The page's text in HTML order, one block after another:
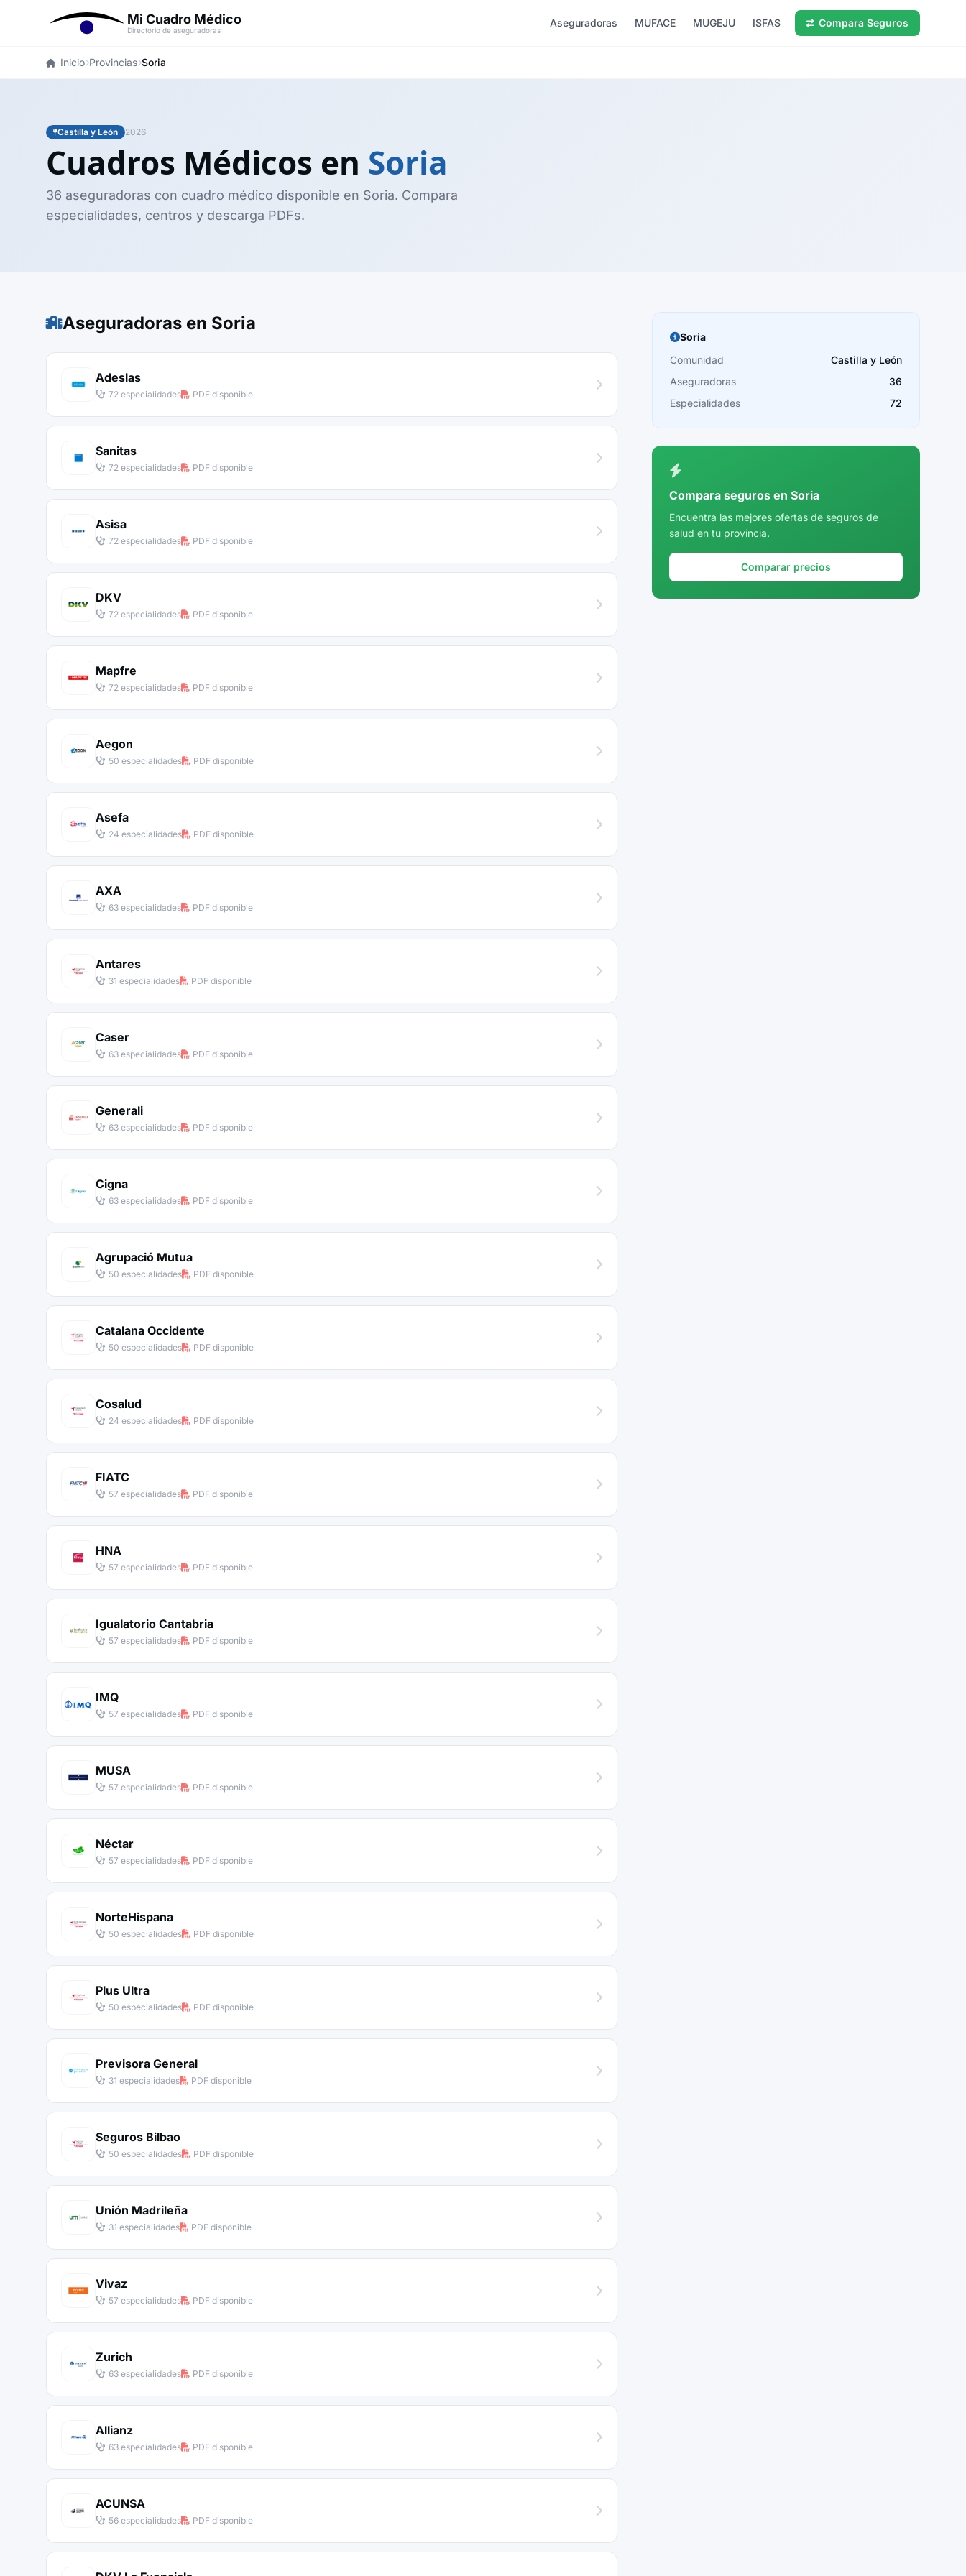
Mi Cuadro Médico
Directorio de aseguradoras
Aseguradoras MUFACE MUGEJU ISFAS Compara Seguros
Inicio Provincias Soria
Castilla y León 2026
Cuadros Médicos en Soria
36 aseguradoras con cuadro médico disponible en Soria. Compara
especialidades, centros y descarga PDFs.
Aseguradoras en Soria
Adeslas
72 especialidades PDF disponible
Sanitas
72 especialidades PDF disponible
Asisa
72 especialidades PDF disponible
DKV
72 especialidades PDF disponible
Mapfre
72 especialidades PDF disponible
Aegon
50 especialidades PDF disponible
Asefa
24 especialidades PDF disponible
AXA
63 especialidades PDF disponible
Antares
31 especialidades PDF disponible
Caser
63 especialidades PDF disponible
Generali
63 especialidades PDF disponible
Cigna
63 especialidades PDF disponible
Agrupació Mutua
50 especialidades PDF disponible
Catalana Occidente
50 especialidades PDF disponible
Cosalud
24 especialidades PDF disponible
FIATC
57 especialidades PDF disponible
HNA
57 especialidades PDF disponible
Igualatorio Cantabria
57 especialidades PDF disponible
IMQ
57 especialidades PDF disponible
MUSA
57 especialidades PDF disponible
Néctar
57 especialidades PDF disponible
NorteHispana
50 especialidades PDF disponible
Plus Ultra
50 especialidades PDF disponible
Previsora General
31 especialidades PDF disponible
Seguros Bilbao
50 especialidades PDF disponible
Unión Madrileña
31 especialidades PDF disponible
Vivaz
57 especialidades PDF disponible
Zurich
63 especialidades PDF disponible
Allianz
63 especialidades PDF disponible
ACUNSA
56 especialidades PDF disponible
Soria
Comunidad
Castilla y León
Aseguradoras
36
Especialidades
72
Compara seguros en Soria
Encuentra las mejores ofertas de seguros de
salud en tu provincia.
Comparar precios